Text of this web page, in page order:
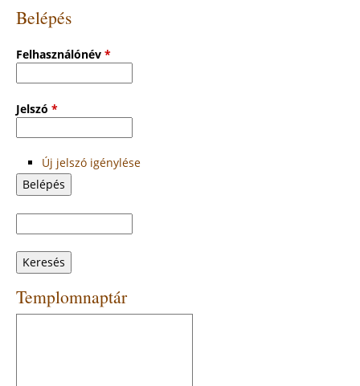
Belépés
Felhasználónév *
Jelszó *
Új jelszó igénylése
Keresés
űrlap
Templomnaptár